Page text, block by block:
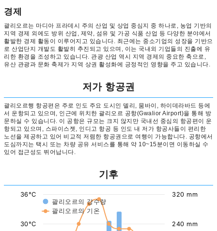
경제
괄리오르는 마디아 프라데시 주의 산업 및 상업 중심지 중 하나로, 농업 기반의
지역 경제 외에도 방위 산업, 제약, 섬유 및 가공 식품 산업 등 다양한 분야에서
활발한 경제 활동이 이루어지고 있습니다. 최근에는 중소기업의 성장을 기반으
로 산업단지 개발도 활발히 추진되고 있으며, 이는 국내외 기업들의 진출에 유
리한 환경을 조성하고 있습니다. 관광 산업 역시 지역 경제의 중요한 축으로,
유산 관광과 문화 축제가 지역 상권 활성화에 긍정적인 영향을 주고 있습니다.
저가 항공권
괄리오르행 항공편은 주로 인도 주요 도시인 델리, 뭄바이, 하이데라바드 등에
서 운항되고 있으며, 인근에 위치한 괄리오르 공항(Gwalior Airport)을 통해 방
문하실 수 있습니다. 이 공항은 규모는 크지 않지만 국내선 중심의 항공편이 운
항되고 있으며, 스파이스젯, 인디고 항공 등 인도 내 저가 항공사들이 편리한
노선을 제공하고 있어 비교적 저렴한 항공권으로 여행이 가능합니다. 공항에서
도심까지는 택시 또는 차량 공유 서비스를 통해 약 10~15분이면 이동하실 수
있어 접근성도 뛰어납니다.
기후
괄리오르의 강수량
괄리오르의 기온
30°C
36°C
240 mm
320 mm